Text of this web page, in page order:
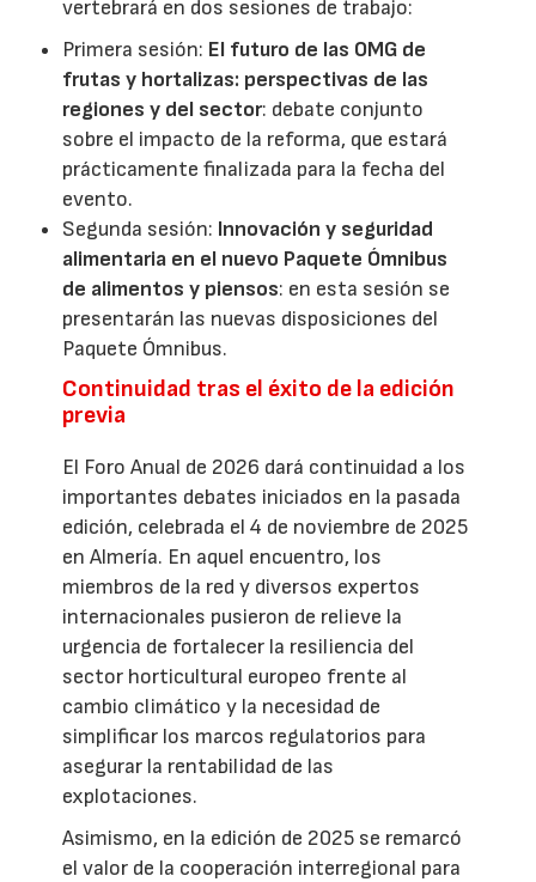
vertebrará en dos sesiones de trabajo:
Primera sesión: El futuro de las OMG de
frutas y hortalizas: perspectivas de las
regiones y del sector: debate conjunto
sobre el impacto de la reforma, que estará
prácticamente finalizada para la fecha del
evento.
Segunda sesión: Innovación y seguridad
alimentaria en el nuevo Paquete Ómnibus
de alimentos y piensos: en esta sesión se
presentarán las nuevas disposiciones del
Paquete Ómnibus.
Continuidad tras el éxito de la edición
previa
El Foro Anual de 2026 dará continuidad a los
importantes debates iniciados en la pasada
edición, celebrada el 4 de noviembre de 2025
en Almería. En aquel encuentro, los
miembros de la red y diversos expertos
internacionales pusieron de relieve la
urgencia de fortalecer la resiliencia del
sector horticultural europeo frente al
cambio climático y la necesidad de
simplificar los marcos regulatorios para
asegurar la rentabilidad de las
explotaciones.
Asimismo, en la edición de 2025 se remarcó
el valor de la cooperación interregional para